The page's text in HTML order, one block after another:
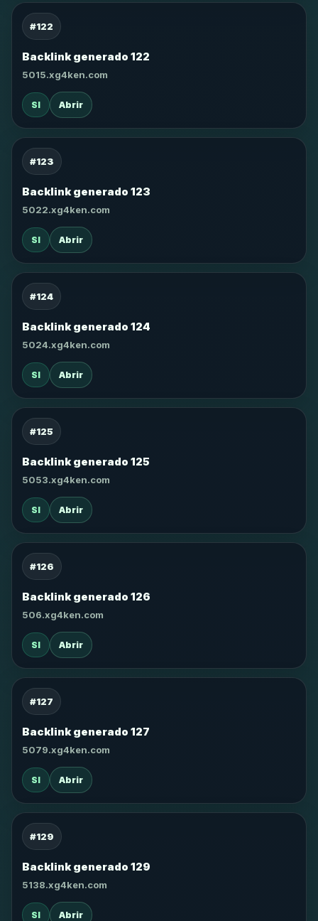
#122
Backlink generado 122
5015.xg4ken.com
SI Abrir
#123
Backlink generado 123
5022.xg4ken.com
SI Abrir
#124
Backlink generado 124
5024.xg4ken.com
SI Abrir
#125
Backlink generado 125
5053.xg4ken.com
SI Abrir
#126
Backlink generado 126
506.xg4ken.com
SI Abrir
#127
Backlink generado 127
5079.xg4ken.com
SI Abrir
#129
Backlink generado 129
5138.xg4ken.com
SI Abrir